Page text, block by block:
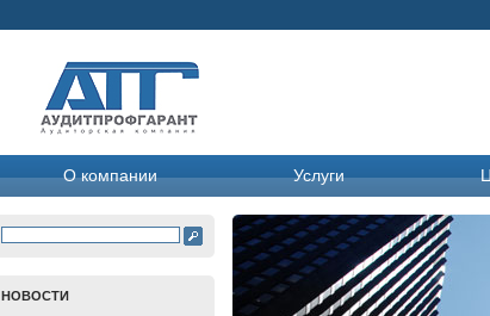
О компании Услуги
HОВОСТИ